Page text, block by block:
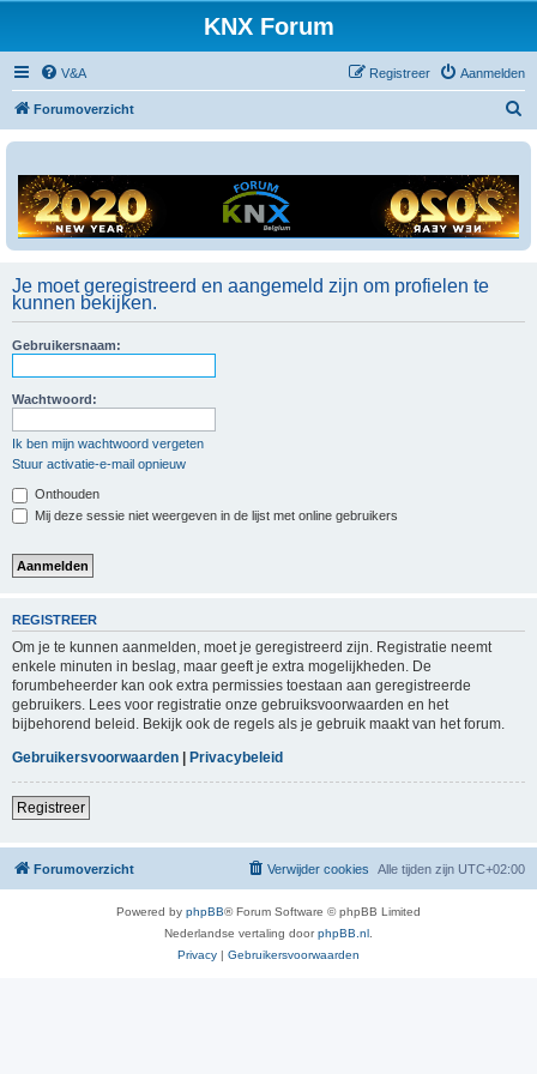
KNX Forum
V&A Aanmelden
Registreer
Forumoverzicht
Je moet geregistreerd en aangemeld zijn om profielen te
kunnen bekijken.
Gebruikersnaam:
Wachtwoord:
Ik ben mijn wachtwoord vergeten
Stuur activatie-e-mail opnieuw
Onthouden
Mij deze sessie niet weergeven in de lijst met online gebruikers
REGISTREER
Om je te kunnen aanmelden, moet je geregistreerd zijn. Registratie neemt
enkele minuten in beslag, maar geeft je extra mogelijkheden. De
forumbeheerder kan ook extra permissies toestaan aan geregistreerde
gebruikers. Lees voor registratie onze gebruiksvoorwaarden en het
bijbehorend beleid. Bekijk ook de regels als je gebruik maakt van het forum.
Gebruikersvoorwaarden
Privacybeleid
Registreer
Forumoverzicht Alle tijden zijn UTC+02:00
Verwijder cookies
Powered by phpBB® Forum Software © phpBB Limited
Nederlandse vertaling doorphpBB.nl
Privacy | Gebruikersvoorwaarden